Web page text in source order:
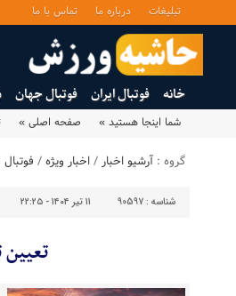
تبلیغات درباره ما تماس با ما
خانه فوتبال ایران فوتبال جهان
شما اینجا هستید » صفحه اصلی »
گروه : آرشیو اخبار/اخبار ویژه/
شناسه : 90597 ۱۱ تیر ۱۴۰۴ - ۲۲:۲۵